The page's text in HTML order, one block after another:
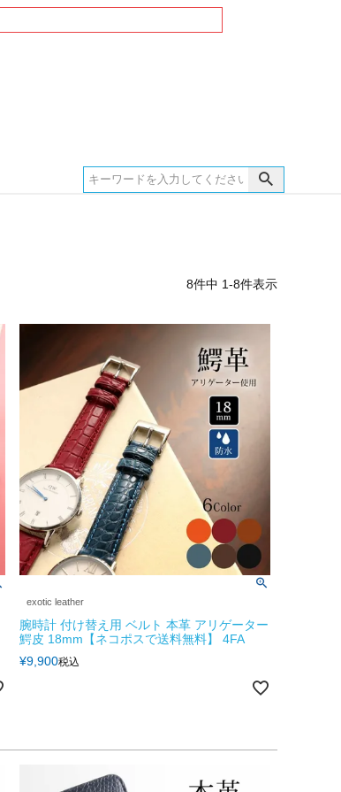
8件中 1-8件表示
exotic leather
腕時計 付け替え用 ベルト 本革 アリゲーター
鰐皮 18mm【ネコポスで送料無料】 4FA
¥9,900税込